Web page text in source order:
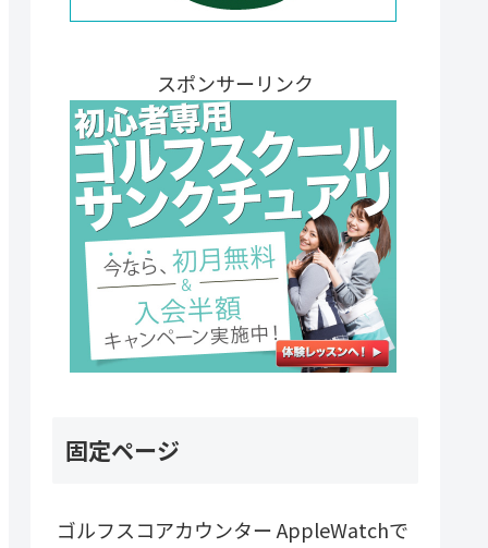
スポンサーリンク
固定ページ
ゴルフスコアカウンター AppleWatchで